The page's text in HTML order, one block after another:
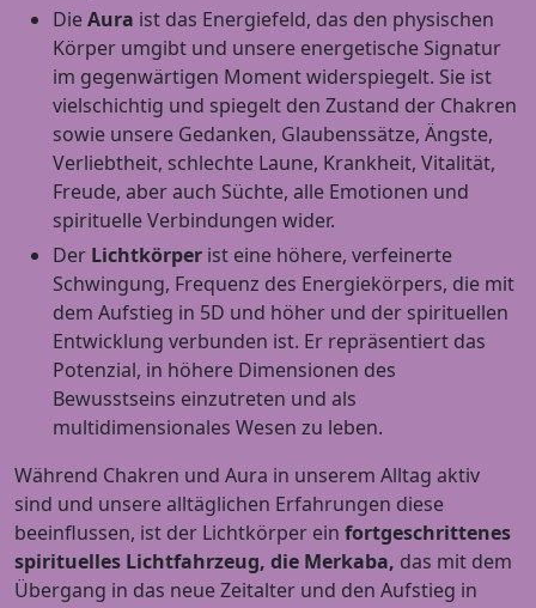
DieAura ist das Energiefeld, das den physischen
Körper umgibt und unsere energetische Signatur
im gegenwärtigen Moment widerspiegelt. Sie ist
vielschichtig und spiegelt den Zustand der Chakren
sowie unsere Gedanken, Glaubenssätze, Ängste,
Verliebtheit, schlechte Laune, Krankheit, Vitalität,
Freude, aber auch Süchte, alle Emotionen und
spirituelle Verbindungen wider.
Der Lichtkörper ist eine höhere, verfeinerte
Schwingung, Frequenz des Energiekörpers, die mit
dem Aufstieg in 5D und höher und der spirituellen
Entwicklung verbunden ist. Er repräsentiert das
Potenzial, in höhere Dimensionen des
Bewusstseins einzutreten und als
multidimensionales Wesen zu leben.
Während Chakren und Aura in unserem Alltag aktiv
sind und unsere alltäglichen Erfahrungen diese
beeinflussen, ist der Lichtkörper ein fortgeschrittenes
spirituelles Lichtfahrzeug, die Merkaba, das mit dem
Übergang in das neue Zeitalter und den Aufstieg in